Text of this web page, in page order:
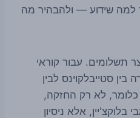
למה שידוע — ולהבהיר מה
תשלומים. עבור קוראי
בין סטייבלקוינס לבין
כלומר, לא רק החזקה,
אלא ניסיון